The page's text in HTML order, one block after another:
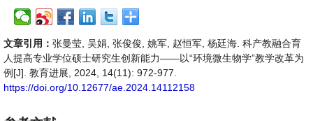
文章引用： 张曼莹, 吴娟, 张俊俊, 姚军, 赵恒军, 杨廷海. 科产教融合育
人提高专业学位硕士研究生创新能力——以“环境微生物学”教学改革为
例[J]. 教育进展, 2024, 14(11): 972-977.
https://doi.org/10.12677/ae.2024.14112158